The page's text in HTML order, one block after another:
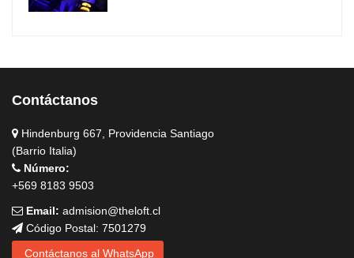
Contáctanos
Hindenburg 667, Providencia Santiago
(Barrio Italia)
Número:
+569 8183 9503
Email: admision@theloft.cl
Código Postal: 7501279
Contáctanos al WhatsApp